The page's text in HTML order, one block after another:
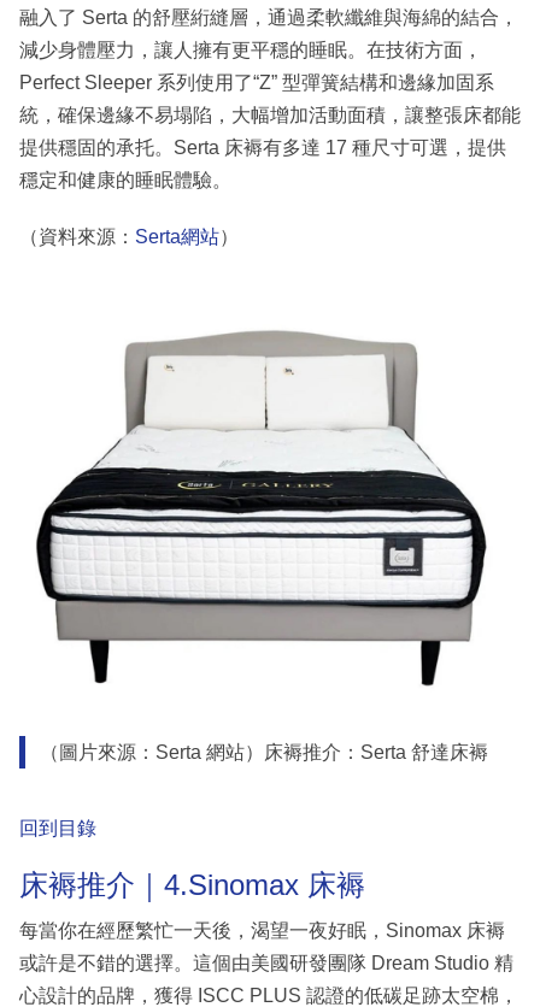
融入了 Serta 的舒壓絎縫層，通過柔軟纖維與海綿的結合，
減少身體壓力，讓人擁有更平穩的睡眠。在技術方面，
Perfect Sleeper 系列使用了“Z” 型彈簧結構和邊緣加固系
統，確保邊緣不易塌陷，大幅增加活動面積，讓整張床都能
提供穩固的承托。Serta 床褥有多達 17 種尺寸可選，提供
穩定和健康的睡眠體驗。
（資料來源： Serta網站）
（圖片來源：Serta 網站）床褥推介：Serta 舒達床褥
回到目錄
床褥推介｜4.Sinomax 床褥
每當你在經歷繁忙一天後，渴望一夜好眠，Sinomax 床褥
或許是不錯的選擇。這個由美國研發團隊 Dream Studio 精
心設計的品牌，獲得 ISCC PLUS 認證的低碳足跡太空棉，